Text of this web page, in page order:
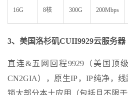
16G 8核 300G 200Mbps
3、美国洛杉矶CUII9929云服务器
直连&五网回程9929（美国顶
CN2GIA），原生IP，IP纯净，
锁大部分本土应用（包括且不限于